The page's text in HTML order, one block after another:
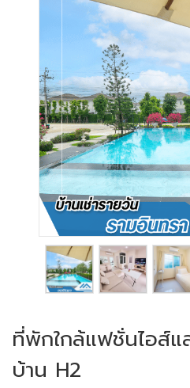
ที่พักใกล้แฟชั่นไอส์
บ้าน H2